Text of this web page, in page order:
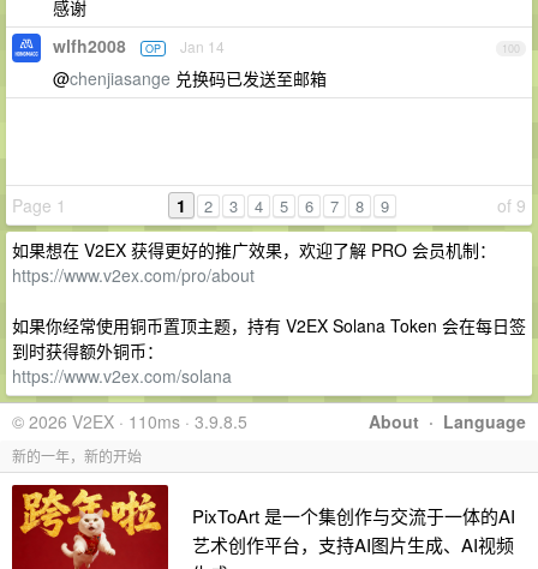
感谢
100
wlfh2008 OP Jan 14
@chenjiasange 兑换码已发送至邮箱
Page 1 of 9
1 2 3 4 5 6 7 8 9
如果想在 V2EX 获得更好的推广效果，欢迎了解 PRO 会员机制：
https://www.v2ex.com/pro/about
如果你经常使用铜币置顶主题，持有 V2EX Solana Token 会在每日签
到时获得额外铜币：
https://www.v2ex.com/solana
About · Language
© 2026 V2EX · 110ms · 3.9.8.5
新的一年，新的开始
PixToArt 是一个集创作与交流于一体的AI
艺术创作平台，支持AI图片生成、AI视频